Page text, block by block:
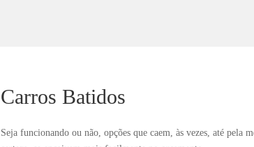
Carros Batidos
Seja funcionando ou não, opções que caem, às vezes, até pela